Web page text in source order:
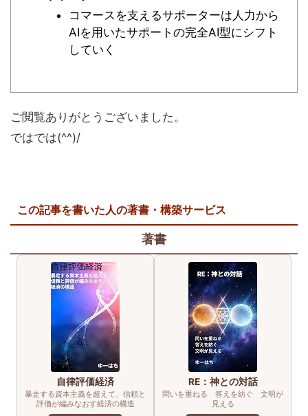
コマースを支えるサポーターは人力から
AIを用いたサポートの完全AI型にシフト
していく
ご閲覧ありがとうございました。
ではでは(^^)/
この記事を書いた人の著書・構築サービス
著書
自律評価経済
暴走する資本主義を超えて、信頼と
評価が編みなおす経済の構造
RE：神との対話
問いを重ねる 答えを紡ぐ 文明が
見える